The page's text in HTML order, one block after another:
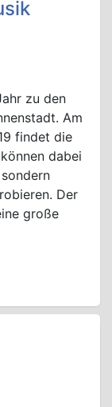
zu den
Am
findet die
dabei
Der
große